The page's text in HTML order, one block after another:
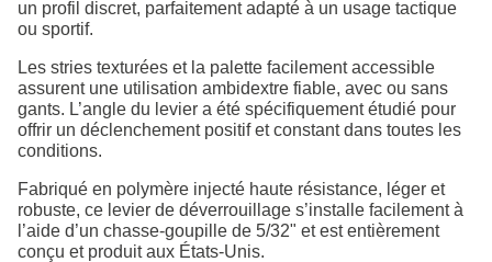
un profil discret, parfaitement adapté à un usage tactique
ou sportif.
Les stries texturées et la palette facilement accessible
assurent une utilisation ambidextre fiable, avec ou sans
gants. L’angle du levier a été spécifiquement étudié pour
offrir un déclenchement positif et constant dans toutes les
conditions.
Fabriqué en polymère injecté haute résistance, léger et
robuste, ce levier de déverrouillage s’installe facilement à
l’aide d’un chasse-goupille de 5/32" et est entièrement
conçu et produit aux États-Unis.